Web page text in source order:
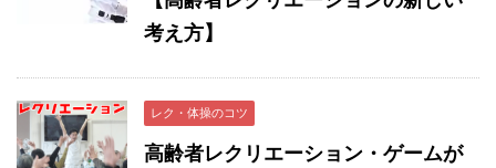
考え方】
レク・体操のコツ
高齢者レクリエーション・ゲームが